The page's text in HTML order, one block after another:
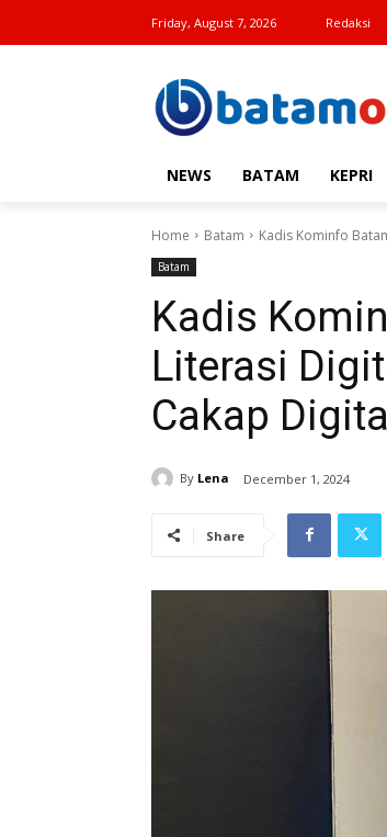
Friday, August 7, 2026 Redaksi
NEWS BATAM KEPRI
Home Batam Kadis Kominfo
Batam
Kadis
Literasi
Cakap
By Lena December 1, 2024
Share